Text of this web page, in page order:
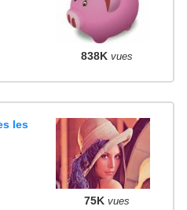
838K vues
les
75K vues